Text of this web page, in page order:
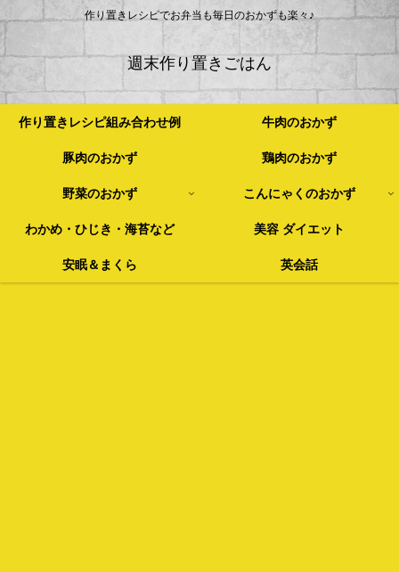
作り置きレシピでお弁当も毎日のおかずも楽々♪
週末作り置きごはん
作り置きレシピ組み合わせ例 牛肉のおかず
豚肉のおかず 鶏肉のおかず
野菜のおかず こんにゃくのおかず
わかめ・ひじき・海苔など 美容 ダイエット
安眠＆まくら 英会話